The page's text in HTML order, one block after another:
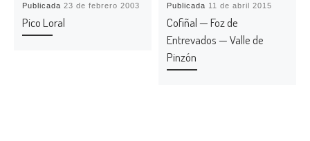
Publicada23 de febrero 2003
Pico Loral
Publicada 11 de abril 2015
Cofiñal — Foz de
Entrevados — Valle de
Pinzón